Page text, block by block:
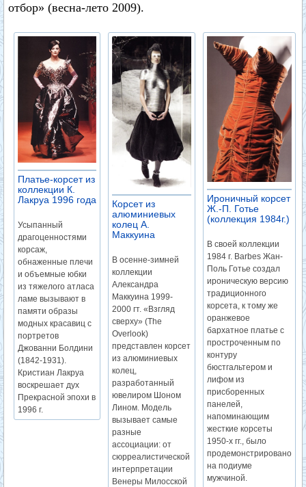
отбор» (весна-лето 2009).
Платье-корсет из
коллекции К.
Лакруа 1996 года
Усыпанный
драгоценностями
корсаж,
обнаженные плечи
и объемные юбки
из тяжелого атласа
ламе вызывают в
памяти образы
модных красавиц с
портретов
Джованни Болдини
(1842-1931).
Кристиан Лакруа
воскрешает дух
Прекрасной эпохи в
1996 г.
Корсет из
алюминиевых
колец А.
Маккуина
В осенне-зимней
коллекции
Александра
Маккуина 1999-
2000 гт. «Взгляд
сверху» (The
Overlook)
представлен корсет
из алюминиевых
колец,
разработанный
ювелиром Шоном
Лином. Модель
вызывает самые
разные
ассоциации: от
сюрреалистической
интерпретации
Венеры Милосской
Ироничный корсет
Ж.-П. Готье
(коллекция 1984г.)
В своей коллекции
1984 г. Barbes Жан-
Поль Готье создал
ироническую версию
традиционного
корсета, к тому же
оранжевое
бархатное платье с
простроченным по
контуру
бюстгальтером и
лифом из
присборенных
панелей,
напоминающим
жесткие корсеты
1950-х гг., было
продемонстрировано
на подиуме
мужчиной.